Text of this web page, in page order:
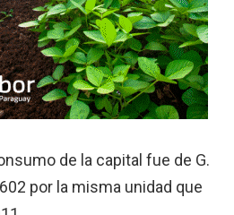
de la capital fue de G.
por la misma unidad que